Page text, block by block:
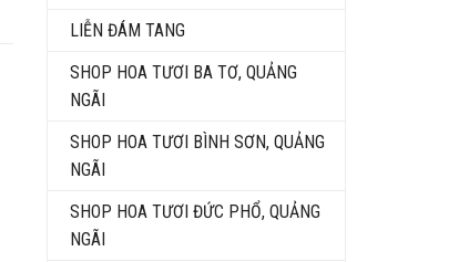
LIỄN ĐÁM TANG
SHOP HOA TƯƠI BA TƠ, QUẢNG
NGÃI
SHOP HOA TƯƠI BÌNH SƠN, QUẢNG
NGÃI
SHOP HOA TƯƠI ĐỨC PHỔ, QUẢNG
NGÃI